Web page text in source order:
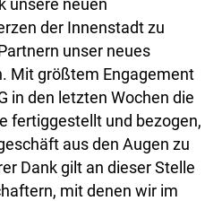
unsere neuen
der Innenstadt zu
unser neues
Mit größtem Engagement
in den letzten Wochen die
fertiggestellt und bezogen,
aus den Augen zu
Dank gilt an dieser Stelle
mit denen wir im